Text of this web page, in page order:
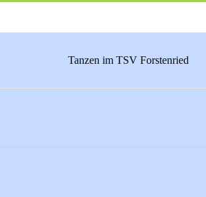
Tanzen im TSV Forstenried